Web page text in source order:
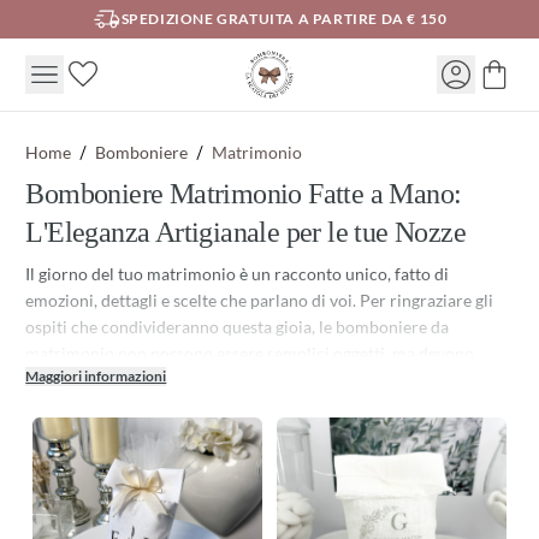
SPEDIZIONE GRATUITA A PARTIRE DA € 150
Home Bomboniere Matrimonio
Bomboniere Matrimonio Fatte a Mano:
L'Eleganza Artigianale per le tue Nozze
Il giorno del tuo matrimonio è un racconto unico, fatto di
emozioni, dettagli e scelte che parlano di voi. Per ringraziare gli
ospiti che condivideranno questa gioia, le bomboniere da
trasmettere calore e autenticità. Realizziamo bomboniere
nel nostro laboratorio. Ogni creazione è rigorosamente 100%
Handmade in Italy, pensata per chi cerca un'alternativa elegante e
ricercata alla classica bomboniera prodotta in serie.
Maggiori informazioni